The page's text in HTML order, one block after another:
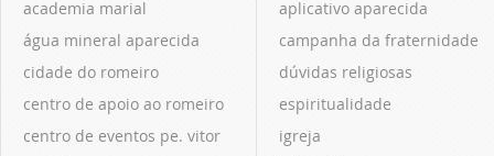
academia marial
água mineral aparecida
cidade do romeiro
centro de apoio ao romeiro
centro de eventos pe. vitor
aplicativo aparecida
campanha da fraternidade
dúvidas religiosas
espiritualidade
igreja